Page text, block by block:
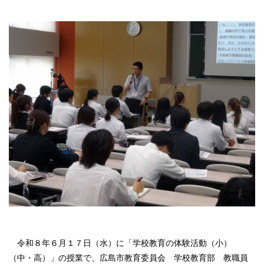
令和８年６月１７日（水）に「学校教育の体験活動（小）
（中・高）」の授業で、広島市教育委員会 学校教育部 教職員